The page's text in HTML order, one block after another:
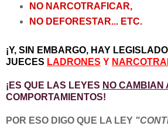
NO NARCOTRAFICAR,
NO DEFORESTAR... ETC.
¡Y, SIN EMBARGO, HAY
JUECES LADRONES Y
¡ES QUE LAS LEYES NO CAMBIAN
COMPORTAMIENTOS!
POR ESO DIGO QUE LA LEY